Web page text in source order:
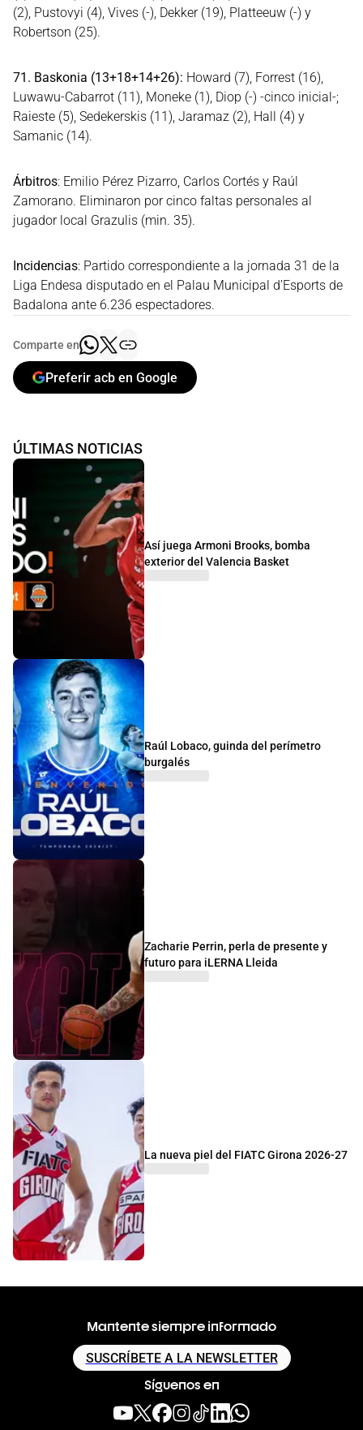
(2), Pustovyi (4), Vives (-), Dekker (19), Platteeuw (-) y
Robertson (25).
71. Baskonia (13+18+14+26): Howard (7), Forrest (16),
Luwawu-Cabarrot (11), Moneke (1), Diop (-) -cinco inicial-;
Raieste (5), Sedekerskis (11), Jaramaz (2), Hall (4) y
Samanic (14).
Árbitros: Emilio Pérez Pizarro, Carlos Cortés y Raúl
Zamorano. Eliminaron por cinco faltas personales al
jugador local Grazulis (min. 35).
Incidencias: Partido correspondiente a la jornada 31 de la
Liga Endesa disputado en el Palau Municipal d’Esports de
Badalona ante 6.236 espectadores.
Comparte en
Preferir acb en Google
ÚLTIMAS NOTICIAS
Así juega Armoni Brooks, bomba
exterior del Valencia Basket
Raúl Lobaco, guinda del perímetro
burgalés
Zacharie Perrin, perla de presente y
futuro para iLERNA Lleida
La nueva piel del FIATC Girona 2026-27
Mantente siempre informado
SUSCRÍBETE A LA NEWSLETTER
Síguenos en